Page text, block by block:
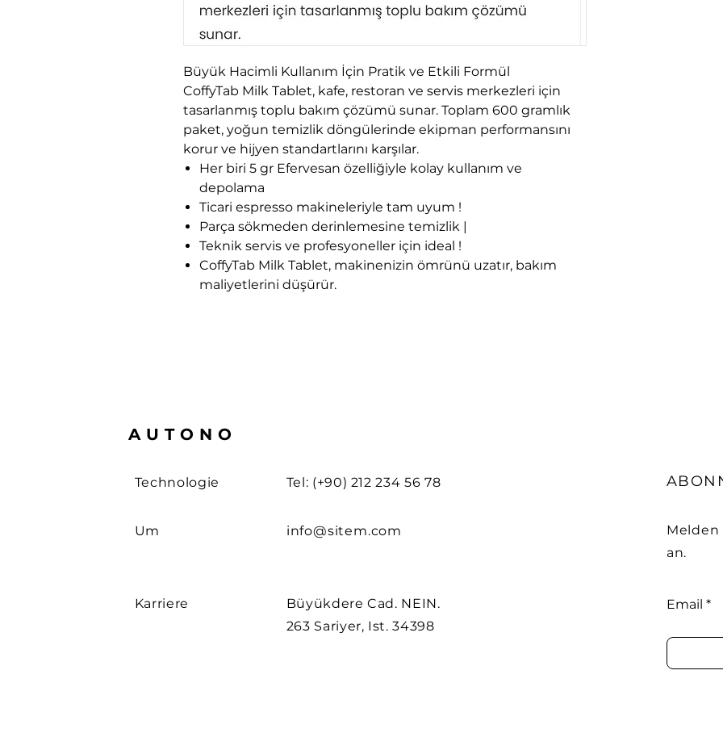
Büyük Hacimli Kullanım İçin Pratik ve Etkili Formül
CoffyTab Milk Tablet, kafe, restoran ve servis merkezleri için
tasarlanmış toplu bakım çözümü sunar. Toplam 600 gramlık
paket, yoğun temizlik döngülerinde ekipman performansını
korur ve hijyen standartlarını karşılar.
Her biri 5 gr Efervesan özelliğiyle kolay kullanım ve
depolama
Ticari espresso makineleriyle tam uyum !
Parça sökmeden derinlemesine temizlik |
Teknik servis ve profesyoneller için ideal !
CoffyTab Milk Tablet, makinenizin ömrünü uzatır, bakım
maliyetlerini düşürür.
AUTONO
Technologie Tel: (+90) 212 234 56 78
Um info@sitem.com
Karriere
Büyükdere Cad. NEIN.
263 Sariyer, Ist. 34398
an.
Email